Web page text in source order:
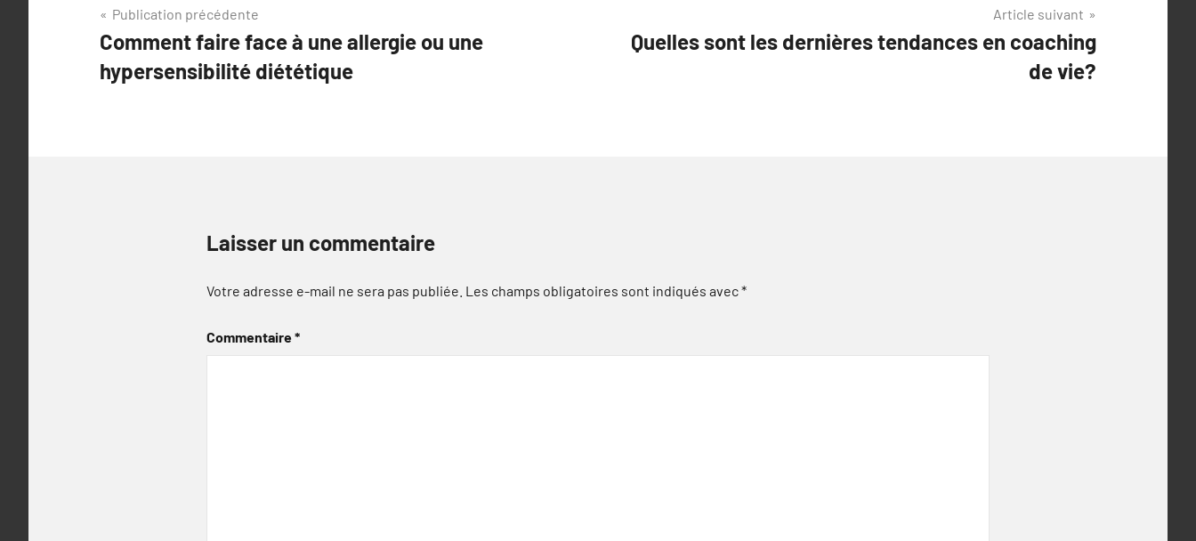
Navigation
de
l’article
Publication précédente
Comment faire face à une allergie ou une
hypersensibilité diététique
Article suivant
Quelles sont les dernières tendances en coaching
de vie?
Laisser un commentaire
Votre adresse e-mail ne sera pas publiée. Les champs obligatoires sont indiqués avec*
Commentaire*